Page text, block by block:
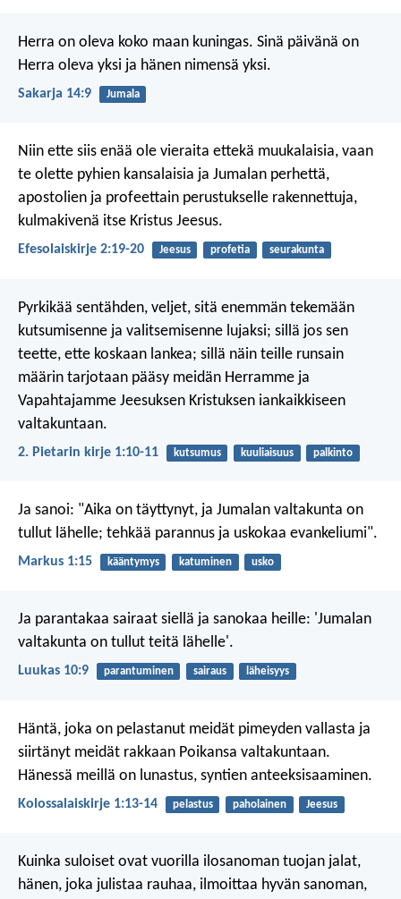
Herra on oleva koko maan kuningas. Sinä päivänä on
Herra oleva yksi ja hänen nimensä yksi.
Sakarja 14:9 Jumala
Niin ette siis enää ole vieraita ettekä muukalaisia, vaan
te olette pyhien kansalaisia ja Jumalan perhettä,
apostolien ja profeettain perustukselle rakennettuja,
kulmakivenä itse Kristus Jeesus.
Efesolaiskirje 2:19-20 Jeesus profetia seurakunta
Pyrkikää sentähden, veljet, sitä enemmän tekemään
kutsumisenne ja valitsemisenne lujaksi; sillä jos sen
teette, ette koskaan lankea; sillä näin teille runsain
määrin tarjotaan pääsy meidän Herramme ja
Vapahtajamme Jeesuksen Kristuksen iankaikkiseen
valtakuntaan.
2. Pietarin kirje 1:10-11 kutsumus kuuliaisuus palkinto
Ja sanoi: "Aika on täyttynyt, ja Jumalan valtakunta on
tullut lähelle; tehkää parannus ja uskokaa evankeliumi".
Markus 1:15 kääntymys katuminen usko
Ja parantakaa sairaat siellä ja sanokaa heille: 'Jumalan
valtakunta on tullut teitä lähelle'.
Luukas 10:9 parantuminen sairaus läheisyys
Häntä, joka on pelastanut meidät pimeyden vallasta ja
siirtänyt meidät rakkaan Poikansa valtakuntaan.
Hänessä meillä on lunastus, syntien anteeksisaaminen.
Kolossalaiskirje 1:13-14 pelastus paholainen Jeesus
Kuinka suloiset ovat vuorilla ilosanoman tuojan jalat,
hänen, joka julistaa rauhaa, ilmoittaa hyvän sanoman,